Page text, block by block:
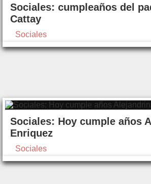
Sociales: cumpleaños del
Cattay
Sociales
Sociales: Hoy cumple años
Enriquez
Sociales